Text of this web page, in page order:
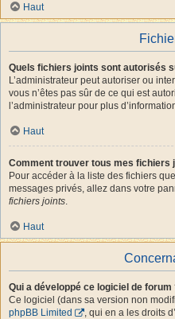
Haut
Quels fichiers joints sont autorisés
L’administrateur peut autoriser ou
vous n’êtes pas sûr de ce qui est
l’administrateur pour plus
Haut
Comment trouver tous mes fichiers
Pour accéder à la liste des fichiers
messages privés, allez dans votre
fichiers joints.
Haut
Qui a développé ce logiciel de forum
Ce logiciel (dans sa version non
phpBB Limited
, qui en a les droits